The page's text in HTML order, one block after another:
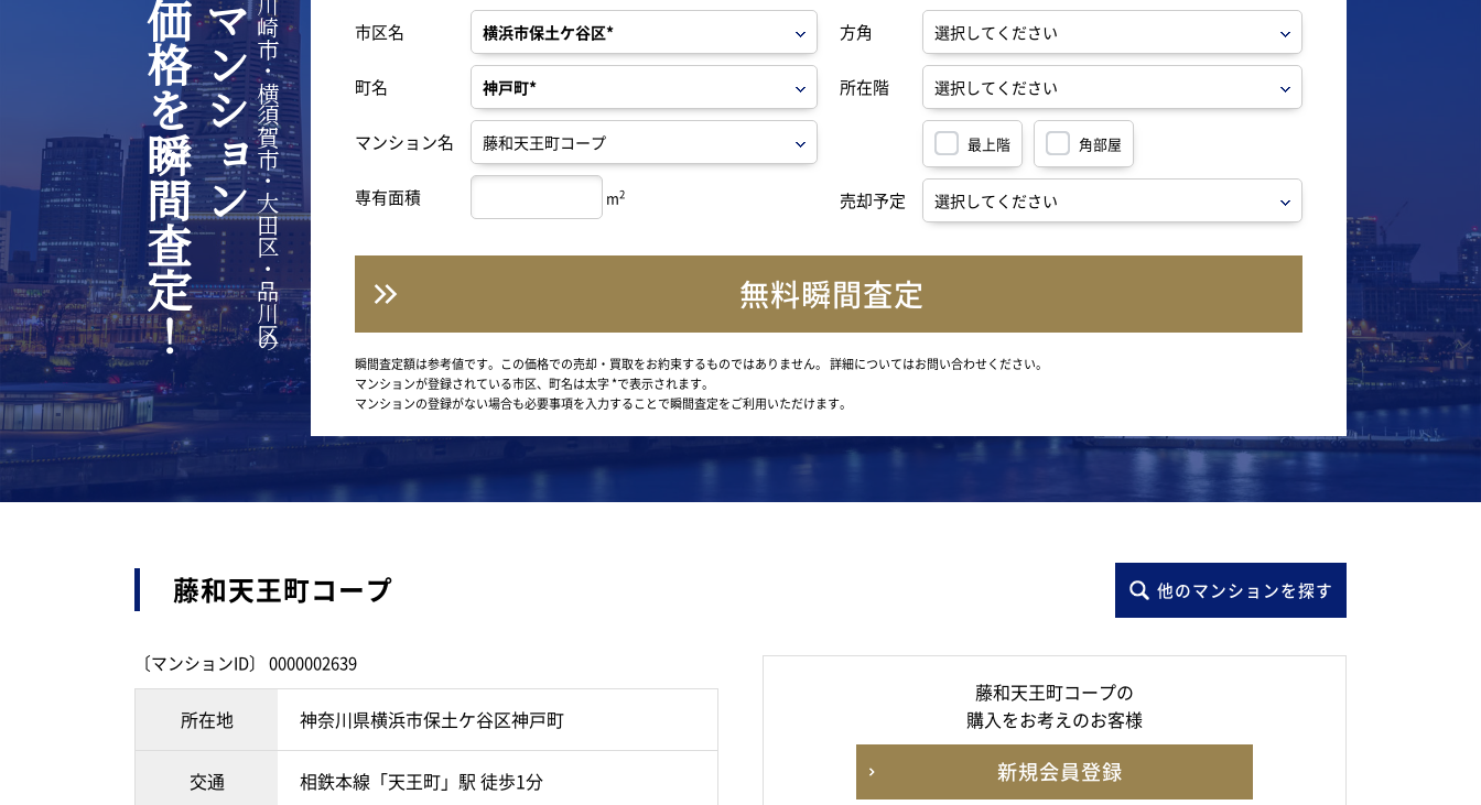
横浜市・川崎市・横須賀市・大田区・品川区の
中古マンション
相場価格を瞬間査定！ 市区名
町名
マンション名
専有面積 m2
方角
所在階
最上階 角部屋
売却予定
無料瞬間査定
瞬間査定額は参考値です。この価格での売却・買取をお約束するものではありません。 詳細についてはお問い合わせください。
マンションが登録されている市区、町名は太字 *で表示されます。
マンションの登録がない場合も必要事項を入力することで瞬間査定をご利用いただけます。
藤和天王町コープ 他のマンションを探す
〔マンションID〕 0000002639
所在地 神奈川県横浜市保土ケ谷区神戸町
交通 相鉄本線「天王町」駅 徒歩1分
藤和天王町コープの
購入をお考えのお客様
新規会員登録